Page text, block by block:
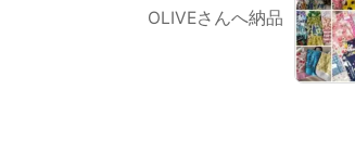
OLIVEさんへ納品